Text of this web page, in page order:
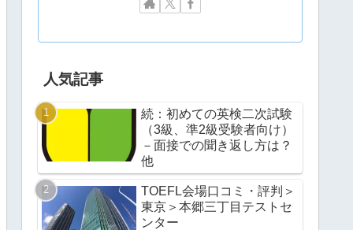
人気記事
続：初めての英検二次試験
（3級、準2級受験者向け）
－面接での聞き返し方は？
他
TOEFL会場口コミ・評判＞
東京＞本郷三丁目テストセ
ンター